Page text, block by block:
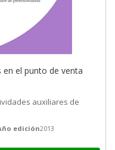
en el punto de venta
auxiliares de
edición2013